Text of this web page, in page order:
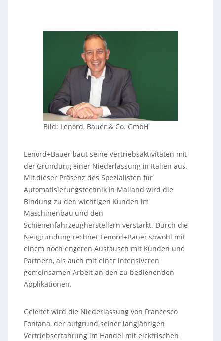
Bild: Lenord, Bauer & Co. GmbH
Lenord+Bauer baut seine Vertriebsaktivitäten mit
der Gründung einer Niederlassung in Italien aus.
Mit dieser Präsenz des Spezialisten für
Automatisierungstechnik in Mailand wird die
Bindung zu den wichtigen Kunden im
Maschinenbau und den
Schienenfahrzeugherstellern verstärkt. Durch die
Neugründung rechnet Lenord+Bauer sowohl mit
einem noch engeren Austausch mit Kunden und
Partnern, als auch mit einer intensiveren
gemeinsamen Arbeit an den zu bedienenden
Applikationen.
Geleitet wird die Niederlassung von Francesco
Fontana, der aufgrund seiner langjährigen
Vertriebserfahrung im Handel mit elektrischen